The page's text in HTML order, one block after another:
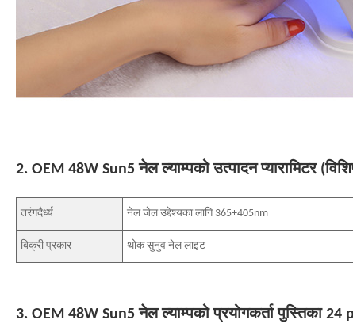
2. OEM 48W Sun5 नेल ल्याम्पको उत्पादन प्यारामिटर
तरंगदैर्ध्य नेल जेल उद्देश्यका लागि 365+405nm
बिक्री प्रकार थोक सुनुव नेल लाइट
3. OEM 48W Sun5 नेल ल्याम्पको प्रयोगकर्ता पुस्तिका 24